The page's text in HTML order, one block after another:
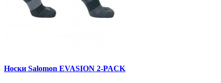
Носки Salomon EVASION 2-PACK